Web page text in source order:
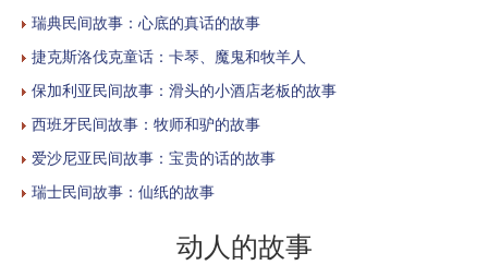
瑞典民间故事：心底的真话的故事
捷克斯洛伐克童话：卡琴、魔鬼和牧羊人
保加利亚民间故事：滑头的小酒店老板的故事
西班牙民间故事：牧师和驴的故事
爱沙尼亚民间故事：宝贵的话的故事
瑞士民间故事：仙纸的故事
动人的故事